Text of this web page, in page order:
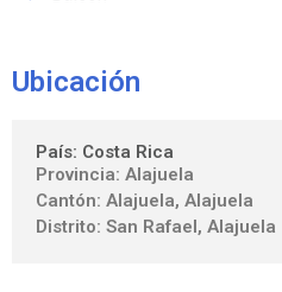
Ubicación
País: Costa Rica
Provincia: Alajuela
Cantón: Alajuela, Alajuela
Distrito: San Rafael, Alajuela